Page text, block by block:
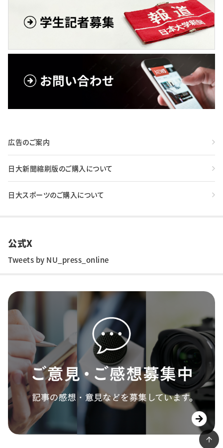
広告のご案内
日大新聞縮刷版のご購入について
日大スポーツのご購入について
公式X
Tweets by NU_press_online